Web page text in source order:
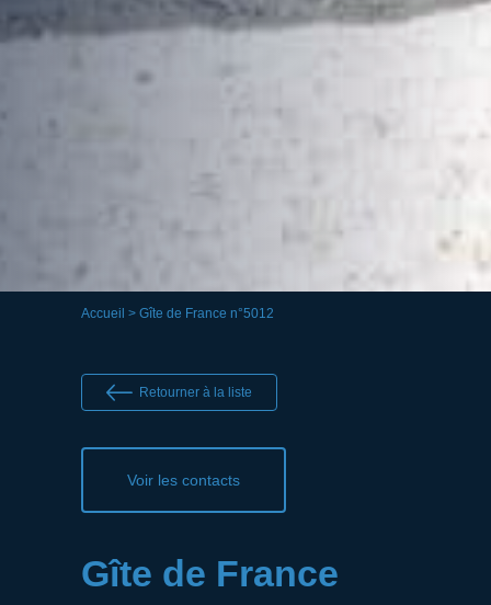
Accueil > Gîte de France n°5012
Retourner à la liste
Voir les contacts
Gîte de France